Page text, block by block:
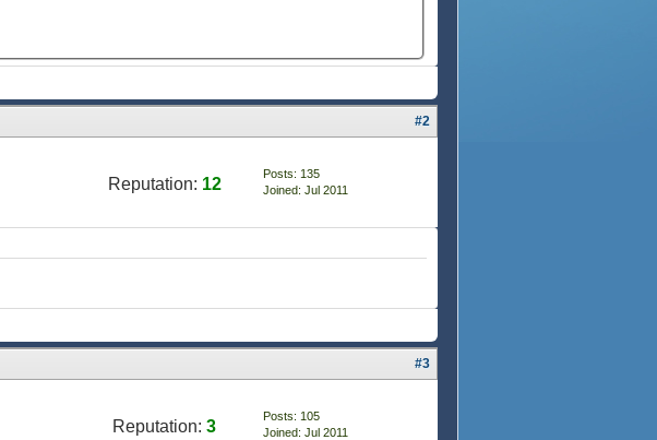
#2
Reputation: 12
Posts: 135
Joined: Jul 2011
#3
Reputation: 3
Posts: 105
Joined: Jul 2011